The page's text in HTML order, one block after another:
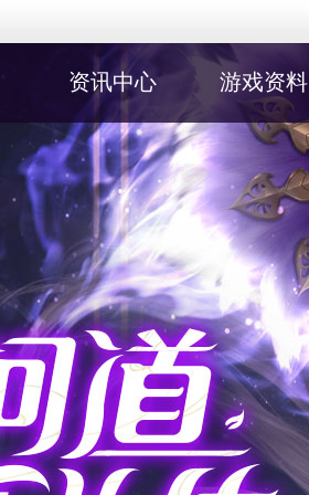
资讯中心 游戏资料